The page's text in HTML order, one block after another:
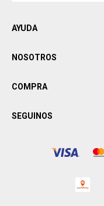
AYUDA
NOSOTROS
COMPRA
SEGUINOS